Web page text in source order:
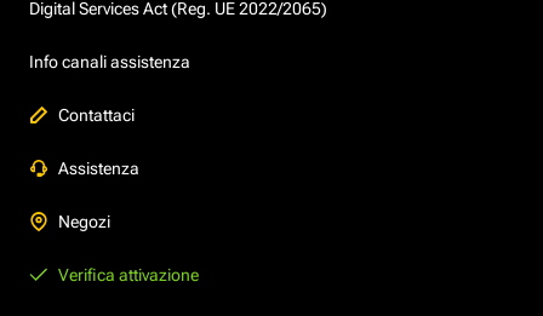
Digital Services Act (Reg. UE 2022/2065)
Info canali assistenza
Contattaci
Assistenza
Negozi
Verifica attivazione